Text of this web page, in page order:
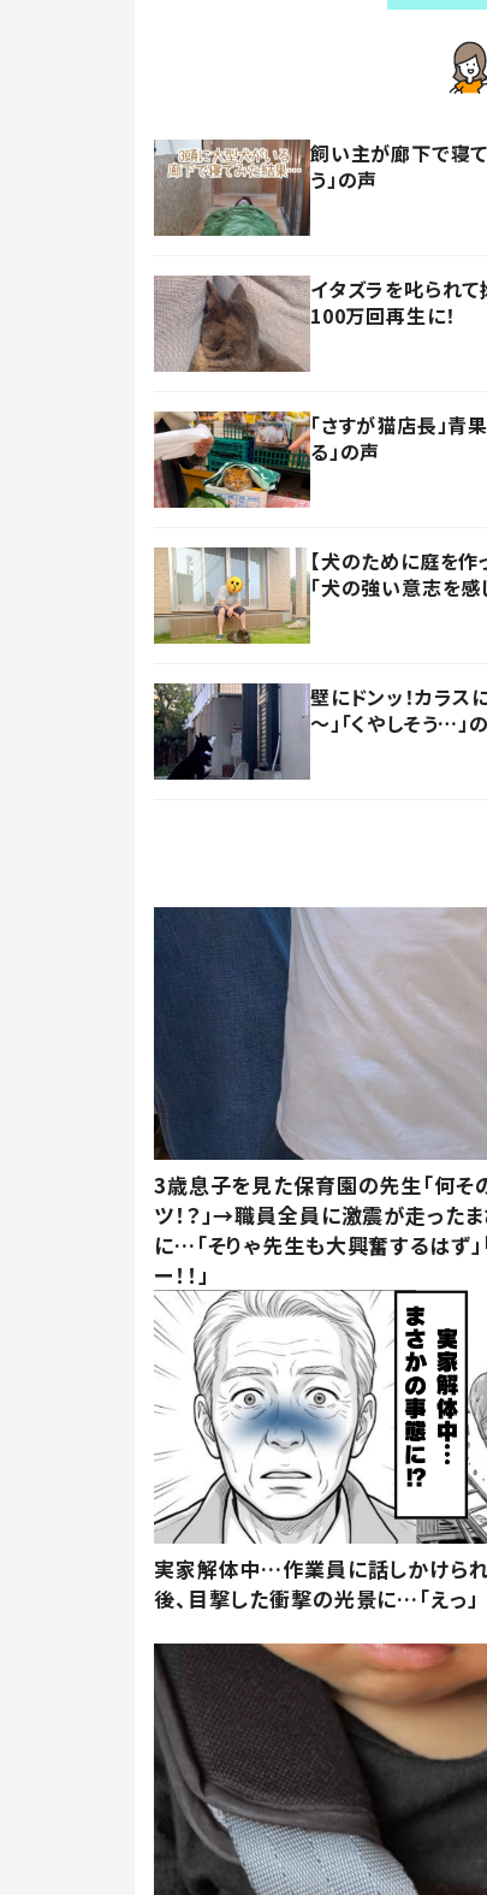
飼い主が廊下で寝
う」の声
イタズラを叱られ
100万回再生に！
「さすが猫店長」
る」の声
【犬のために庭を
「犬の強い意志を感
壁にドンッ！カラス
～」「くやしそう…」
3歳息子を見た保育園の先生「何そ
ツ！？」→職員全員に激震が走った
に…「そりゃ先生も大興奮するはず」
ー！！」
実家解体中…作業員に話しかけら
後、目撃した衝撃の光景に…「えっ」